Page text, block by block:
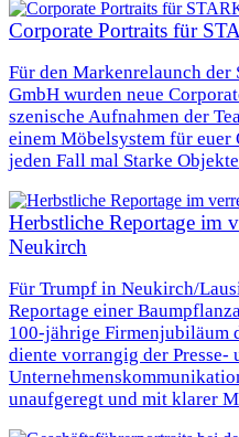
Corporate Portraits für
Für den Markenrelaunch
GmbH wurden neue
szenische Aufnahmen der
einem Möbelsystem für euer
jeden Fall mal Starke
Herbstliche Reportage im
Neukirch
Für Trumpf in Neukirch/
Reportage einer
100‑jährige Firmenjubiläum
diente vorrangig der Presse-
unaufgeregt und mit klarer